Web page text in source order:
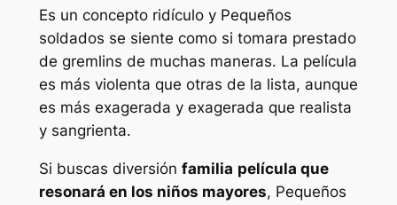
Es un concepto ridículo y Pequeños
soldados se siente como si tomara prestado
de gremlins de muchas maneras. La película
es más violenta que otras de la lista, aunque
es más exagerada y exagerada que realista
y sangrienta.
Si buscas diversión familia película que
resonará en los niños mayores, Pequeños